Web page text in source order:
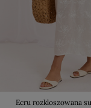
Ecru rozkloszowana